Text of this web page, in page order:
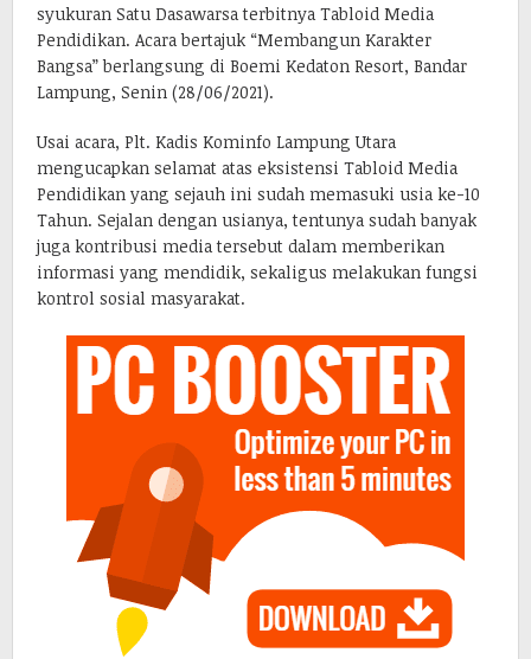
syukuran Satu Dasawarsa terbitnya Tabloid Media
Pendidikan. Acara bertajuk “Membangun Karakter
Bangsa” berlangsung di Boemi Kedaton Resort, Bandar
Lampung, Senin (28/06/2021).
Usai acara, Plt. Kadis Kominfo Lampung Utara
mengucapkan selamat atas eksistensi Tabloid Media
Pendidikan yang sejauh ini sudah memasuki usia ke-10
Tahun. Sejalan dengan usianya, tentunya sudah banyak
juga kontribusi media tersebut dalam memberikan
informasi yang mendidik, sekaligus melakukan fungsi
kontrol sosial masyarakat.